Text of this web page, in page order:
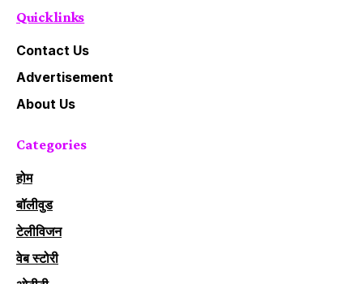
Quick links
Contact Us
Advertisement
About Us
Categories
होम
बॉलीवुड
टेलीविजन
वेब स्टोरी